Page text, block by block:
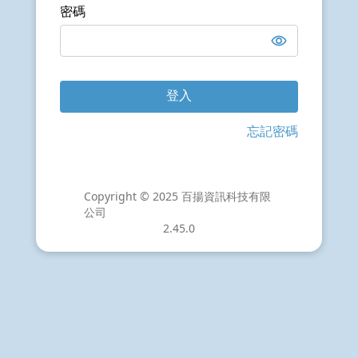
密碼
登入
忘記密碼
Copyright © 2025 百揚資訊科技有限
公司
2.45.0